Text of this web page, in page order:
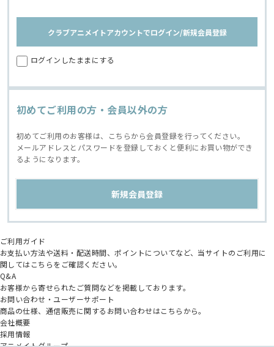
クラブアニメイトアカウントでログイン/新規会員登録
ログインしたままにする
初めてご利用の方・会員以外の方
初めてご利用のお客様は、こちらから会員登録を行ってください。
メールアドレスとパスワードを登録しておくと便利にお買い物ができ
るようになります。
ご利用ガイド
お支払い方法や送料・配送時間、ポイントについてなど、当サイトのご利用に
関してはこちらをご確認ください。
Q&A
お客様から寄せられたご質問などを掲載しております。
お問い合わせ・ユーザーサポート
商品の仕様、通信販売に関するお問い合わせはこちらから。
会社概要
採用情報